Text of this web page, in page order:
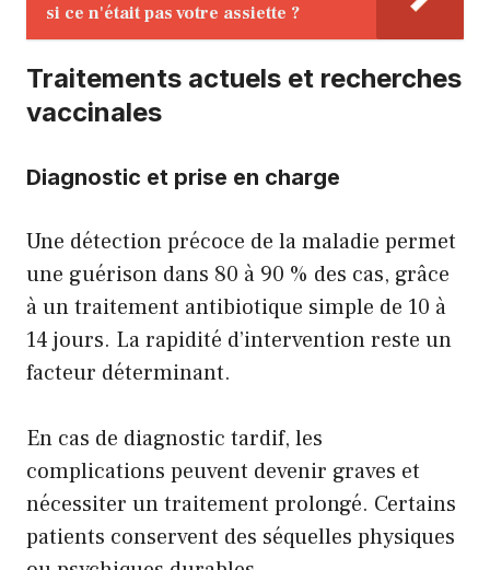
si ce n'était pas votre assiette ?
Traitements actuels et recherches
vaccinales
Diagnostic et prise en charge
Une détection précoce de la maladie permet
une guérison dans 80 à 90 % des cas, grâce
à un traitement antibiotique simple de 10 à
14 jours. La rapidité d’intervention reste un
facteur déterminant.
En cas de diagnostic tardif, les
complications peuvent devenir graves et
nécessiter un traitement prolongé. Certains
patients conservent des séquelles physiques